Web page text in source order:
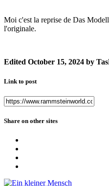
Moi c'est la reprise de Das
l'originale.
Edited October 15, 2024 by
Link to post
Share on other sites